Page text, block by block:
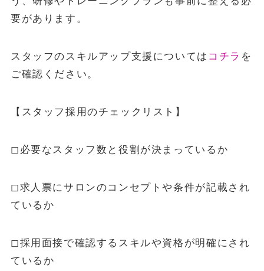
要があります。
スタッフのスキルアップ支援については コチラ を
ご確認ください。
【スタッフ採用のチェックリスト】
◻︎必要なスタッフ数と役割が決まっているか
◻︎求人票にサロンのコンセプトや条件が記載され
ているか
◻︎採用面接で確認するスキルや資格が明確にされ
ているか